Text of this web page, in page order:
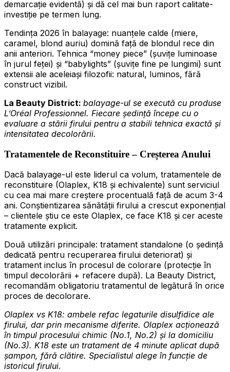
demarcație evidentă) și dă cel mai bun raport calitate-
investiție pe termen lung.
Tendința 2026 în balayage: nuanțele calde (miere,
caramel, blond auriu) domină față de blondul rece din
anii anteriori. Tehnica “money piece” (șuvițe luminoase
în jurul feței) și “babylights” (șuvițe fine pe lungimi) sunt
extensii ale aceleiași filozofii: natural, luminos, fără
construct vizibil.
La Beauty District: balayage-ul se execută cu produse
L’Oréal Professionnel. Fiecare ședință începe cu o
evaluare a stării firului pentru a stabili tehnica exactă și
intensitatea decolorării.
Tratamentele de Reconstituire – Creșterea Anului
Dacă balayage-ul este liderul ca volum, tratamentele de
reconstituire (Olaplex, K18 și echivalente) sunt serviciul
cu cea mai mare creștere procentuală față de acum 3-4
ani. Conștientizarea sănătății firului a crescut exponențial
– clientele știu ce este Olaplex, ce face K18 și cer aceste
tratamente explicit.
Două utilizări principale: tratament standalone (o ședință
dedicată pentru recuperarea firului deteriorat) și
tratament inclus în procesul de colorare (protecție în
timpul decolorării + refacere după). La Beauty District,
recomandăm obligatoriu tratamentul de legătură în orice
proces de decolorare.
Olaplex vs K18: ambele refac legaturile disulfidice ale
firului, dar prin mecanisme diferite. Olaplex acționează
în timpul procesului chimic (No.1, No.2) și la domiciliu
(No.3). K18 este un tratament de 4 minute aplicat după
șampon, fără clătire. Specialistul alege în funcție de
istoricul firului.